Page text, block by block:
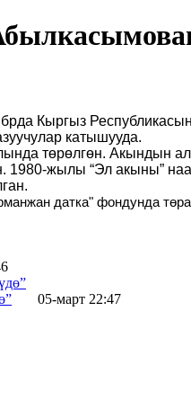
Кыргыз
катышууда.
төрөлгөн. Акындын
1980-жылы “Эл акыны”
датка" фондунда
05-март 22:47